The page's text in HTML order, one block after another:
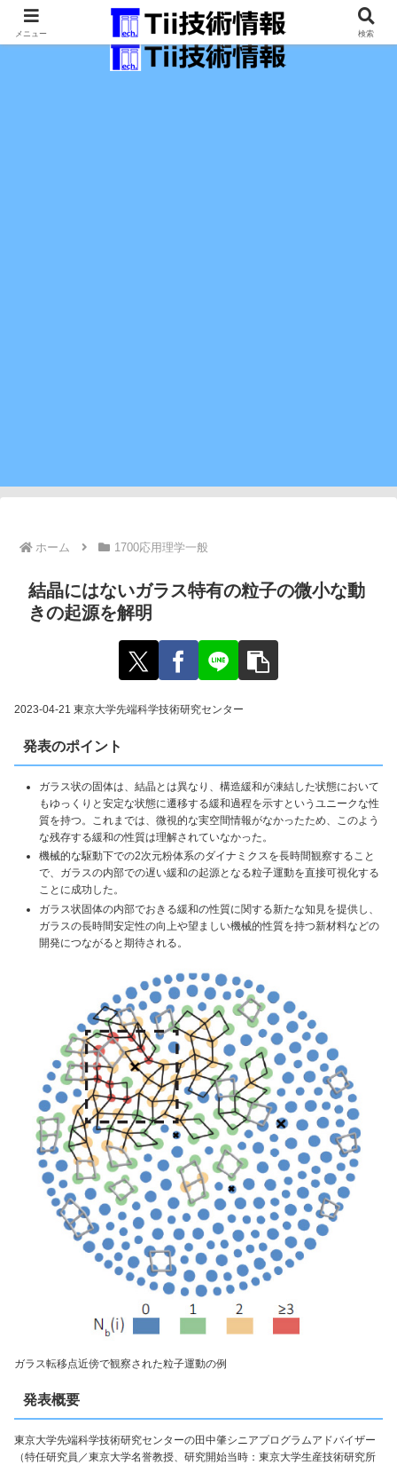
最新の科学技術の情報インフラ。
ホーム 1700応用理学一般
結晶にはないガラス特有の粒子の微小な動
きの起源を解明
2023-04-21 東京大学先端科学技術研究センター
発表のポイント
ガラス状の固体は、結晶とは異なり、構造緩和が凍結した状態において
もゆっくりと安定な状態に遷移する緩和過程を示すというユニークな性
質を持つ。これまでは、微視的な実空間情報がなかったため、このよう
な残存する緩和の性質は理解されていなかった。
機械的な駆動下での2次元粉体系のダイナミクスを長時間観察すること
で、ガラスの内部での遅い緩和の起源となる粒子運動を直接可視化する
ことに成功した。
ガラス状固体の内部でおきる緩和の性質に関する新たな知見を提供し、
ガラスの長時間安定性の向上や望ましい機械的性質を持つ新材料などの
開発につながると期待される。
ガラス転移点近傍で観察された粒子運動の例
発表概要
東京大学先端科学技術研究センターの田中肇シニアプログラムアドバイザー
（特任研究員／東京大学名誉教授、研究開始当時：東京大学生産技術研究所
メニュー 検索